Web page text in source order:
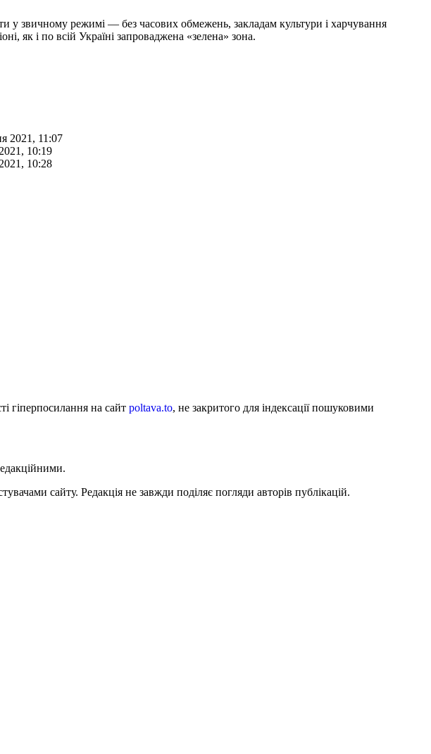
у звичному режимі — без часових обмежень, закладам культури і харчування
як і по всій Україні запроваджена «зелена» зона.
2021, 11:07
10:19
10:28
гіперпосилання на сайт poltava.to, не закритого для індексації пошуковими
сайту. Редакція не завжди поділяє погляди авторів публікацій.